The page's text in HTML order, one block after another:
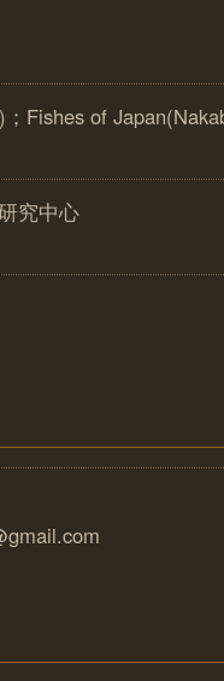
Fishes of
究中心